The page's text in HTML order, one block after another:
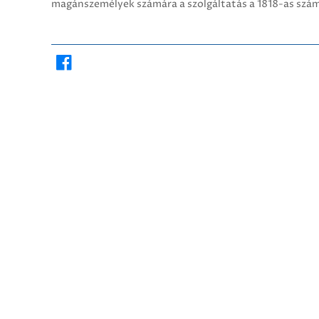
magánszemélyek számára a szolgáltatás a 1818-as